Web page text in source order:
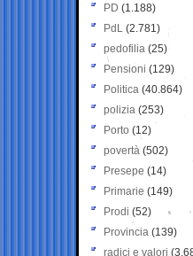
PD (1.188)
PdL (2.781)
pedofilia (25)
Pensioni (129)
Politica (40.864)
polizia (253)
Porto (12)
povertà (502)
Presepe (14)
Primarie (149)
Prodi (52)
Provincia (139)
radici e valori